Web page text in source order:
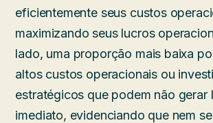
eficientemente seus custos
maximizando seus lucros
lado, uma proporção mais baixa
altos custos operacionais ou
estratégicos que podem não gerar
imediato, evidenciando que nem